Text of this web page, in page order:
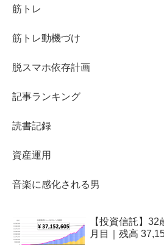
筋トレ
筋トレ動機づけ
脱スマホ依存計画
記事ランキング
読書記録
資産運用
音楽に感化される男
【投資信託】
月目｜残高